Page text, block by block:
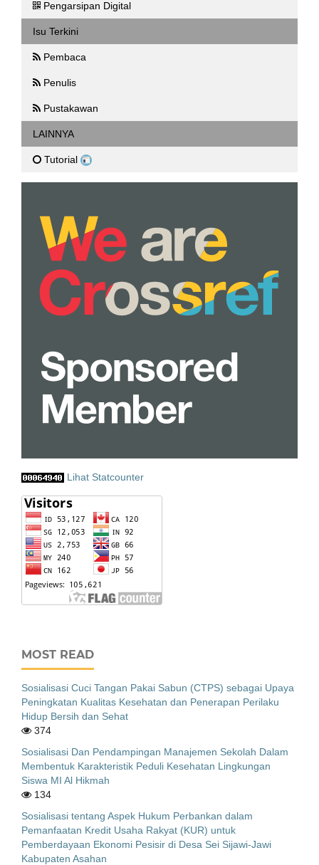
Pengarsipan Digital
Isu Terkini
Pembaca
Penulis
Pustakawan
LAINNYA
Tutorial
Lihat Statcounter
MOST READ
Sosialisasi Cuci Tangan Pakai Sabun (CTPS) sebagai Upaya
Peningkatan Kualitas Kesehatan dan Penerapan Perilaku
Hidup Bersih dan Sehat
374
Sosialisasi Dan Pendampingan Manajemen Sekolah Dalam
Membentuk Karakteristik Peduli Kesehatan Lingkungan
Siswa MI Al Hikmah
134
Sosialisasi tentang Aspek Hukum Perbankan dalam
Pemanfaatan Kredit Usaha Rakyat (KUR) untuk
Pemberdayaan Ekonomi Pesisir di Desa Sei Sijawi-Jawi
Kabupaten Asahan